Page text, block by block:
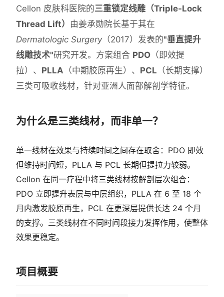
Cellon 皮肤科医院的三重锁定线雕（Triple-Lock
Thread Lift） 由姜承勋院长基于其在
Dermatologic Surgery（2017）发表的"垂直提升
线雕技术"研究开发。方案组合 PDO （即效提
拉）、 PLLA （中期胶原再生）、 PCL （长期支撑）
三类可吸收线材，针对亚洲人面部解剖学特征。
为什么是三类线材，而非单一？
单一线材在效果与持续时间之间存在取舍：PDO 即效
但维持时间短，PLLA 与 PCL 长期但提拉力较弱。
Cellon 在同一疗程中将三类线材按解剖层次组合：
PDO 立即提升表层与中层组织，PLLA 在 6 至 18 个
月内激发胶原再生，PCL 在更深层提供长达 24 个月
的支撑。三类线材在不同时间段接力发挥作用，使整体
效果更稳定。
项目概要